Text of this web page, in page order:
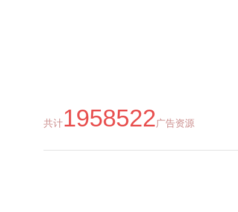
共计1958522广告资源